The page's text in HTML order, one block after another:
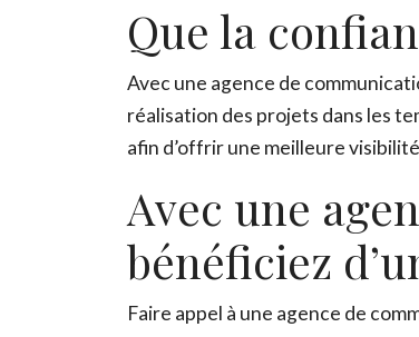
Que la
Avec une agence de
réalisation des projets dans les
afin d’offrir une meilleure
Avec une
bénéficiez
Faire appel à une agence de